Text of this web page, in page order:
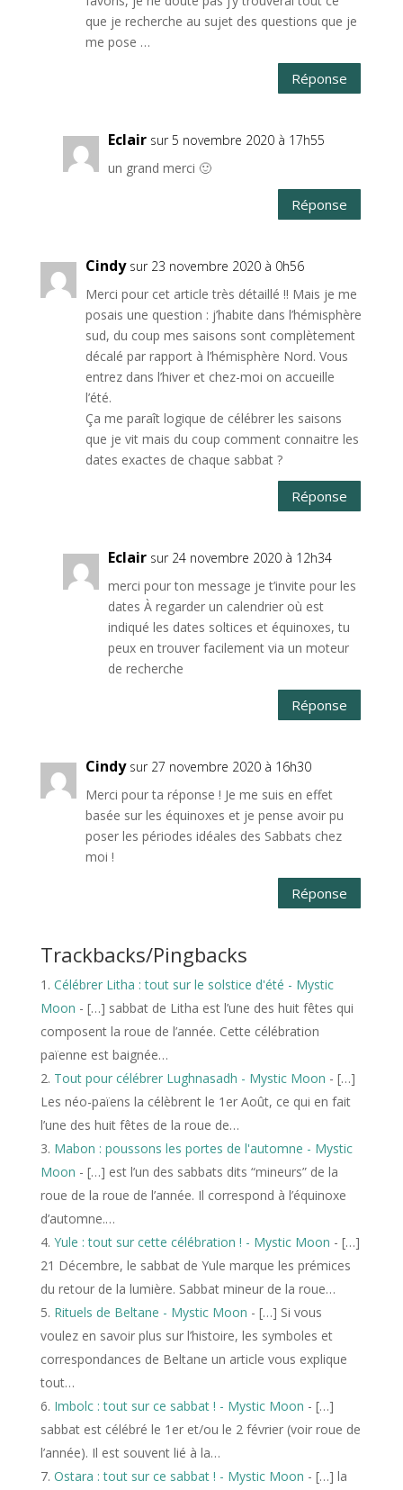
que je recherche au sujet des questions que je
me pose …
Réponse
Eclair sur 5 novembre 2020 à 17h55
un grand merci 🙂
Réponse
Cindy sur 23 novembre 2020 à 0h56
Merci pour cet article très détaillé !! Mais je me
posais une question : j’habite dans l’hémisphère
sud, du coup mes saisons sont complètement
décalé par rapport à l’hémisphère Nord. Vous
entrez dans l’hiver et chez-moi on accueille
l’été.
Ça me paraît logique de célébrer les saisons
que je vit mais du coup comment connaitre les
dates exactes de chaque sabbat ?
Réponse
Eclair sur 24 novembre 2020 à 12h34
merci pour ton message je t’invite pour les
dates À regarder un calendrier où est
indiqué les dates soltices et équinoxes, tu
peux en trouver facilement via un moteur
de recherche
Réponse
Cindy sur 27 novembre 2020 à 16h30
Merci pour ta réponse ! Je me suis en effet
basée sur les équinoxes et je pense avoir pu
poser les périodes idéales des Sabbats chez
moi !
Réponse
Trackbacks/Pingbacks
Célébrer Litha : tout sur le solstice d'été - Mystic
Moon - […] sabbat de Litha est l’une des huit fêtes qui
composent la roue de l’année. Cette célébration
païenne est baignée…
Tout pour célébrer Lughnasadh - Mystic Moon - […]
Les néo-païens la célèbrent le 1er Août, ce qui en fait
l’une des huit fêtes de la roue de…
Mabon : poussons les portes de l'automne - Mystic
Moon - […] est l’un des sabbats dits “mineurs” de la
roue de la roue de l’année. Il correspond à l’équinoxe
d’automne.…
Yule : tout sur cette célébration ! - Mystic Moon - […]
21 Décembre, le sabbat de Yule marque les prémices
du retour de la lumière. Sabbat mineur de la roue…
Rituels de Beltane - Mystic Moon - […] Si vous
voulez en savoir plus sur l’histoire, les symboles et
correspondances de Beltane un article vous explique
tout…
Imbolc : tout sur ce sabbat ! - Mystic Moon - […]
sabbat est célébré le 1er et/ou le 2 février (voir roue de
l’année). Il est souvent lié à la…
Ostara : tout sur ce sabbat ! - Mystic Moon - […] la